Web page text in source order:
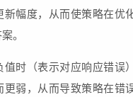
新幅度，从而使策略在优
。
值时（表示对应响应错误
更弱，从而导致策略在错